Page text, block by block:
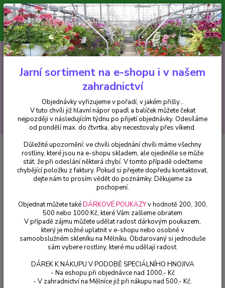
Minimální hodnota pro odeslání z e-shopu je 300 Kč.
V tuto chvíli již hlavní nápor objednávek opadl a balíček můžete čekat
nejpozději v následujícím týdnu po přijetí objednávky. Objednávky
vyřizujeme v pořadí, v jakém přišly...
CZK
Hledat
+420 602 223 614 0ks
za0 Kč
Balkónové rostliny Lampranthus bílý - 091B
Lampranthus bílý - 091B
Jarní sortiment na e-shopu i v našem
zahradnictví
Objednávky vyřizujeme v pořadí, v jakém přišly...
V tuto chvíli již hlavní nápor opadl a balíček můžete čekat
nejpozději v následujícím týdnu po přijetí objednávky. Odesíláme
od pondělí max. do čtvrtka, aby necestovaly přes víkend.
Důležité upozornění: ve chvíli objednání chvíli máme všechny
rostliny, které jsou na e-shopu skladem, ale ojediněle se může
stát, že při odeslání některá chybí. V tomto případě odečteme
chybějící položku z faktury. Pokud si přejete dopředu kontaktovat,
dejte nám to prosím vědět do poznámky. Děkujeme za
pochopení.
Objednat můžete takéDÁRKOVÉ POUKAZYv hodnotě 200, 300,
500 nebo 1000 Kč, které Vám zašleme obratem
V případě zájmu můžete udělat radost dárkovým poukazem,
který je možné uplatnit v e-shopu nebo osobně v
samoobslužném skleníku na Mělníku. Obdarovaný si jednoduše
sám vybere rostliny, které mu udělají radost.
DÁREK K NÁKUPU V PODOBĚ SPECIÁLNÍHO HNOJIVA
- Na eshopu při objednávce nad 1000,- Kč
- V zahradnictví na Mělníce již při nákupu nad 500,- Kč.